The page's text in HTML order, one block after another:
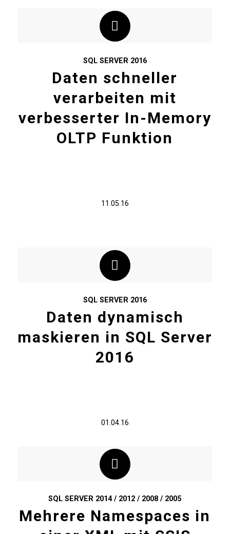
SQL SERVER 2016
Daten schneller
verarbeiten mit
verbesserter In-Memory
OLTP Funktion
11.05.16
SQL SERVER 2016
Daten dynamisch
maskieren in SQL Server
2016
01.04.16
SQL SERVER 2014 / 2012 / 2008 / 2005
Mehrere Namespaces in